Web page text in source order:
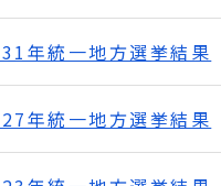
年統一地方選挙結果
年統一地方選挙結果